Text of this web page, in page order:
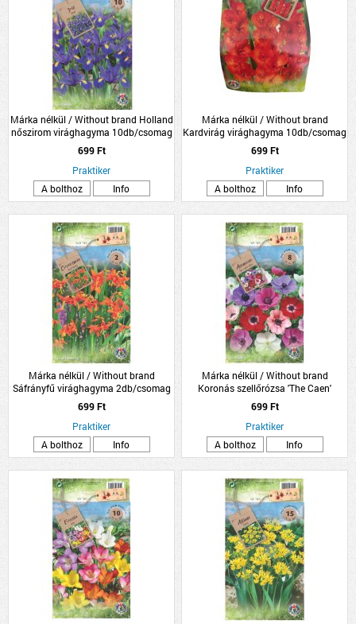
Márka nélkül / Without brand Holland
nőszirom virághagyma 10db/csomag
kék
699 Ft
Praktiker
A bolthoz
Info
Márka nélkül / Without brand
Kardvirág virághagyma 10db/csomag
piros
699 Ft
Praktiker
A bolthoz
Info
Márka nélkül / Without brand
Sáfrányfű virághagyma 2db/csomag
699 Ft
Praktiker
A bolthoz
Info
Márka nélkül / Without brand
Koronás szellőrózsa 'The Caen'
virághagyma színkeverék
8db/csomag
699 Ft
Praktiker
A bolthoz
Info